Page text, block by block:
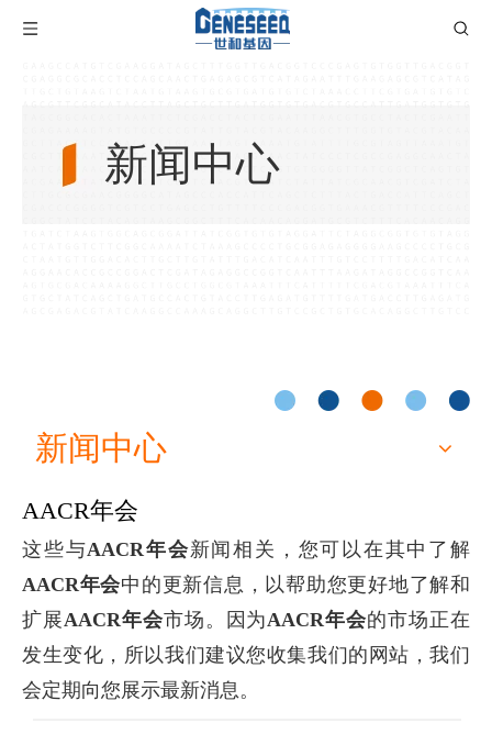
新闻中心
新闻中心
AACR年会
这些与AACR年会新闻相关，您可以在其中了解
AACR年会中的更新信息，以帮助您更好地了解和
扩展AACR年会市场。因为AACR年会的市场正在
发生变化，所以我们建议您收集我们的网站，我们
会定期向您展示最新消息。